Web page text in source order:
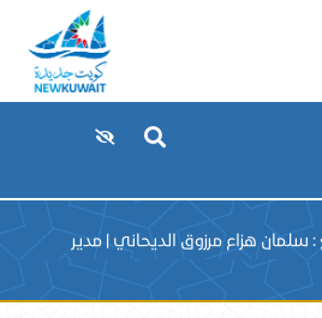
هزاع مرزوق الديحاني | مدير